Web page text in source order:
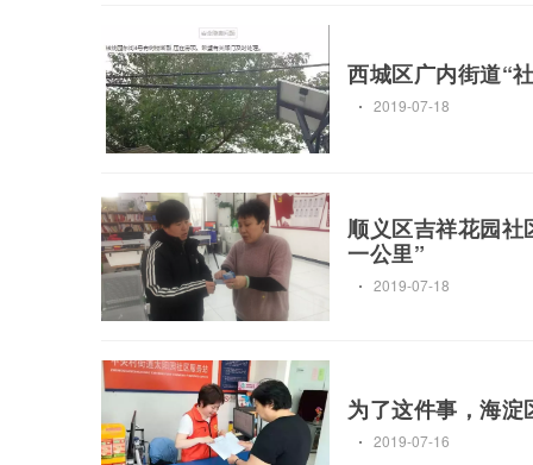
西城区广内街道“
2019-07-18
顺义区吉祥花园社
一公里”
2019-07-18
为了这件事，海淀
2019-07-16